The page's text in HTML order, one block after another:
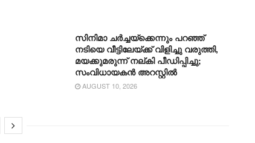
സിനിമാ ചർച്ചയ്ക്കെന്നും പറഞ്ഞ്
നടിയെ വീട്ടിലേയ്ക്ക് വിളിച്ചു വരുത്തി,
മയക്കുമരുന്ന് നല്കി പീഡിപ്പിച്ചു;
സംവിധായകൻ അറസ്റ്റിൽ
AUGUST 10, 2026